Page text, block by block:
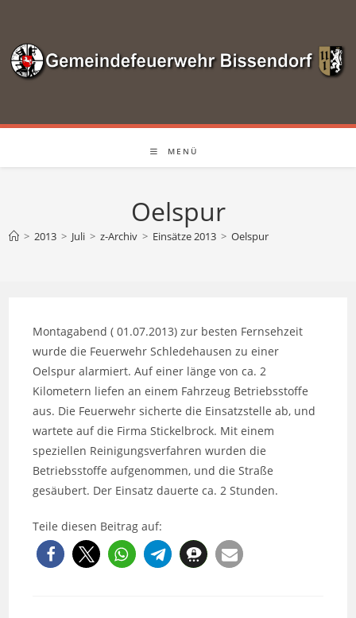
springen
MENÜ
Oelspur
> 2013 > Juli > z-Archiv > Einsätze 2013 > Oelspur
Montagabend ( 01.07.2013) zur besten Fernsehzeit
wurde die Feuerwehr Schledehausen zu einer
Oelspur alarmiert. Auf einer länge von ca. 2
Kilometern liefen an einem Fahrzeug Betriebsstoffe
aus. Die Feuerwehr sicherte die Einsatzstelle ab, und
wartete auf die Firma Stickelbrock. Mit einem
speziellen Reinigungsverfahren wurden die
Betriebsstoffe aufgenommen, und die Straße
gesäubert. Der Einsatz dauerte ca. 2 Stunden.
Teile diesen Beitrag auf: